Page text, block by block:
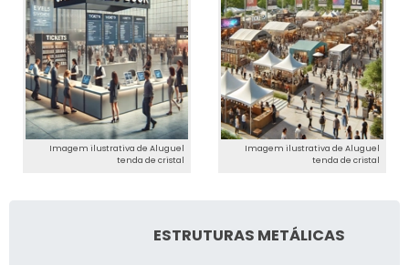
Imagem ilustrativa de Aluguel
tenda de cristal
Imagem ilustrativa de Aluguel
tenda de cristal
ESTRUTURAS METÁLICAS